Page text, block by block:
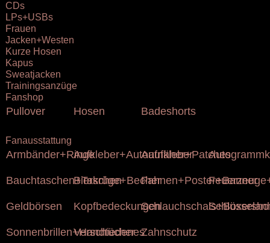
CDs
LPs+USBs
Frauen
Jacken+Westen
Kurze Hosen
Kapus
Sweatjacken
Trainingsanzüge
Fanshop
Pullover Hosen Badeshorts
Fanausstattung
Armbänder+RingeAufkleber+Autoaufkleber
Aufnäher+Patches
Bauchtaschen+Taschen
Bierkrüge+BecherFahnen+Poster+Banner
Geldbörsen Kopfbedeckungen
Sonnenbrillen+Handtücher
VerschiedenesZahnschutz